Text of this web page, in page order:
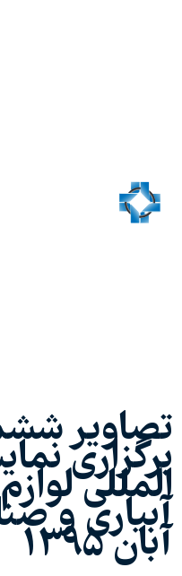
تصاویر
برگزاری
المللی
آبان 1395